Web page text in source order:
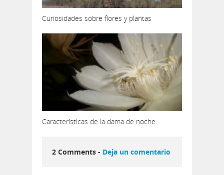
Curiosidades sobre flores y plantas
Características de la dama de noche
2 Comments - Deja un comentario